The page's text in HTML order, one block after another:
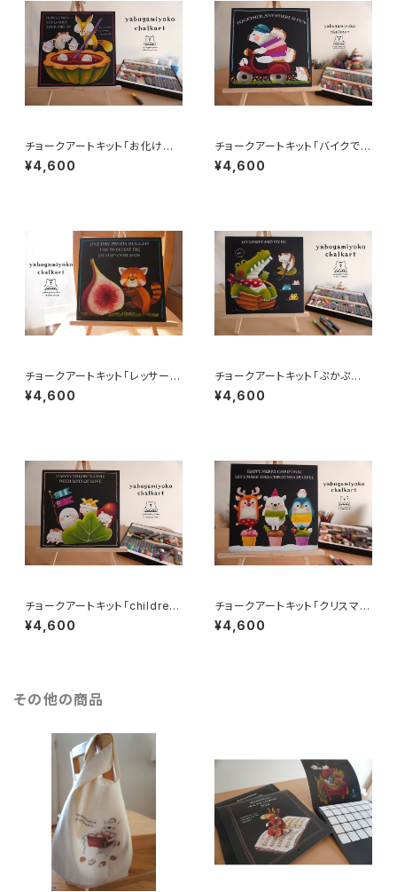
チョークアートキット「お化けの
スープ」
¥4,600
チョークアートキット「バイクでG
O」
¥4,600
チョークアートキット「レッサーパ
ンダのイチジク」
¥4,600
チョークアートキット「ぷかぷか
流れて」
¥4,600
チョークアートキット「childre
n's day」
¥4,600
チョークアートキット「クリスマス
トリオ」
¥4,600
その他の商品